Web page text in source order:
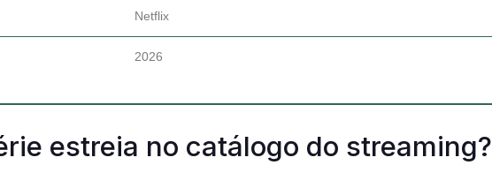
Netflix
2026
estreia no catálogo do streaming?